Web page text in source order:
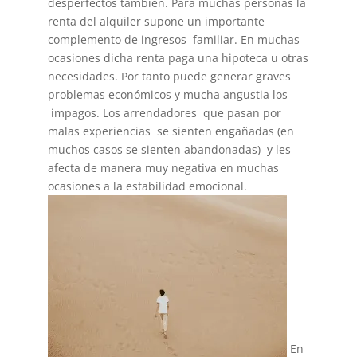
renta del alquiler supone un importante
complemento de ingresos familiar. En muchas
ocasiones dicha renta paga una hipoteca u otras
necesidades. Por tanto puede generar graves
problemas económicos y mucha angustia los
impagos. Los arrendadores que pasan por
malas experiencias se sienten engañadas (en
muchos casos se sienten abandonadas) y les
afecta de manera muy negativa en muchas
ocasiones a la estabilidad emocional.
En